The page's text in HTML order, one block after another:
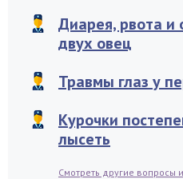
Диарея, рвота и
двух овец
Травмы глаз у
Курочки
лысеть
Смотреть другие вопросы